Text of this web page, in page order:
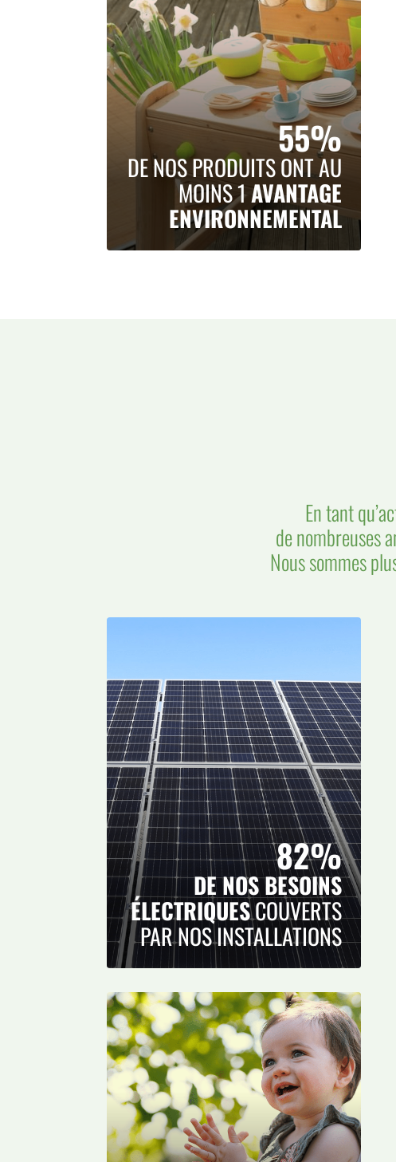
55%
DE NOS PRODUITS ONT AU
MOINS 1AVANTAGE
ENVIRONNEMENTAL
En tant
de nombreuses
Nous sommes
82%
DE NOS BESOINS
ÉLECTRIQUESCOUVERTS
PAR NOS INSTALLATIONS